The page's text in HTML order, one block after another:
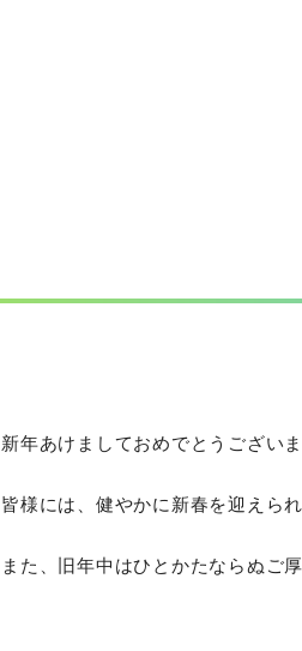
新年あけましておめでとうござい
皆様には、健やかに新春を迎えら
また、旧年中はひとかたならぬご